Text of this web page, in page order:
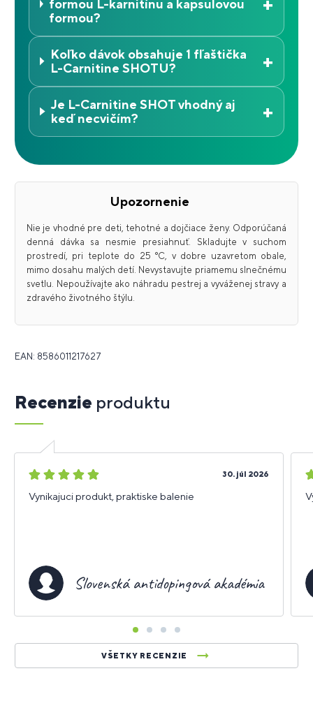
formou L-karnitínu a kapsulovou
formou?
Koľko dávok obsahuje 1 fľaštička
L-Carnitine SHOTU?
+
Je L-Carnitine SHOT vhodný aj
keď necvičím?
+
Upozornenie
Nie je vhodné pre deti, tehotné a dojčiace ženy. Odporúčaná
denná dávka sa nesmie presiahnuť. Skladujte v suchom
prostredí, pri teplote do 25 °C, v dobre uzavretom obale,
mimo dosahu malých detí. Nevystavujte priamemu slnečnému
svetlu. Nepoužívajte ako náhradu pestrej a vyváženej stravy a
zdravého životného štýlu.
EAN: 8586011217627
Recenzie produktu
VŠETKY RECENZIE
5
30. júl 2026
Vynikajuci produkt, praktiske balenie
Slovenská antidopingová akadémia
5